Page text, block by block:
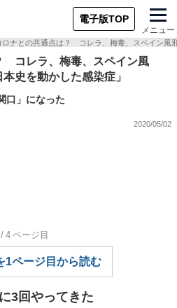
電子版TOP
メニュー
ロナとの共通点は？ コレラ、梅毒、スペイン
コレラ、梅毒、スペイン風
史を動かした感染症」
口」になった
2020/05/02
/4 ページ目
1ページ目から読む
3回やってきた